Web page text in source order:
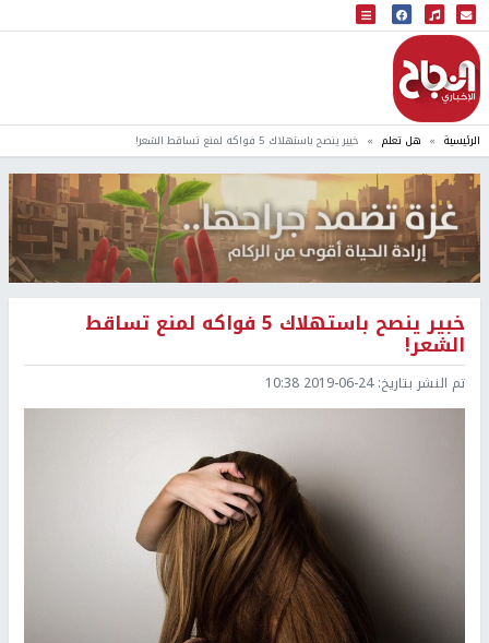
البث المباشر
إذاعة النجاح
الرئيسية هل تعلم خبير ينصح باستهلاك 5 فواكه لمنع تساقط الشعر!
خبير ينصح باستهلاك 5 فواكه لمنع تساقط
الشعر!
تم النشر بتاريخ:2019-06-24 10:38